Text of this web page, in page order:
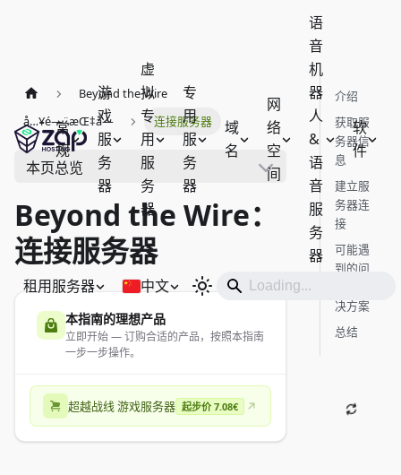
常
规
游
戏
服
务
器
虚
拟
专
用
服
务
器
专
用
服
务
器
域
名
网
络
空
间
语
音
机
器
人
&
语
音
服
务
器
软
件
租用服务器 中文
Beyond the Wire
å…¥é—¨æŒ‡å—
连接服务器
本页总览
Beyond the Wire：
连接服务器
本指南的理想产品
立即开始 — 订购合适的产品，按照本指南
一步一步操作。
超越战线 游戏服务器 起步价 7.08€
介绍
获取服
务器信
息
建立服
务器连
接
可能遇
到的问
决方案
总结